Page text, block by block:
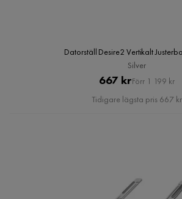
Datorställ Desire2 Vertikalt
Silver
Pris
667 kr Original
Pris
Förr 1 199 kr
Tidigare lägsta pris 667 kr